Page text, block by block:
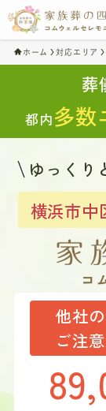
ホーム 対応エリア
葬
都内多数
ゆっくり
横浜市中
他社
ご注